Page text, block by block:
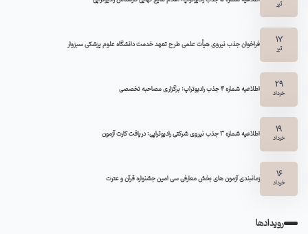
تیر
17
تیر فراخوان جذب نیروی هیأت علمی طرح تعهد خدمت دانشگاه علوم پزشکی سبزوار
29
خرداد اطلاعیه شماره ۴ جذب رادیوتراپ: برگزاری مصاحبه تخصصی
19
خرداد اطلاعیه شماره 3 جذب نیروی شرکتی رادیوتراپی: دریافت کارت آزمون
16
خرداد زمانبندی آزمون های بخش معارفی سی امین جشنواره قرآن و عترت
رویدادها